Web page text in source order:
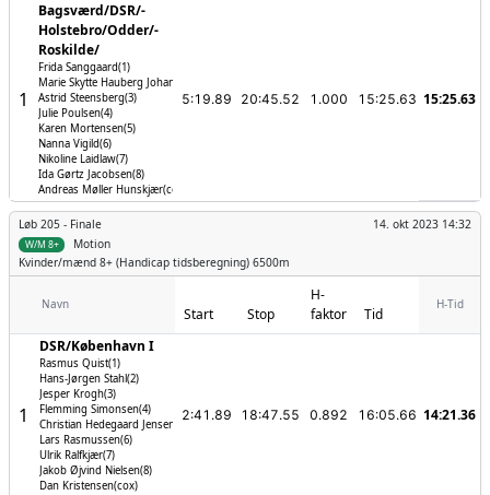
1
Bagsværd/­DSR/­
Holstebro/­Odder/­
Roskilde/­
Frida Sanggaard(1)
Marie Skytte Hauberg Johannesen(2)
Astrid Steensberg(3)
Julie Poulsen(4)
Karen Mortensen(5)
Nanna Vigild(6)
Nikoline Laidlaw(7)
Ida Gørtz Jacobsen(8)
Andreas Møller Hunskjær(cox)
5:19.89 20:45.52 1.000 15:25.63 15:25.63
Løb 205 - Finale
Motion
14. okt 2023 14:32
W/M 8+
Kvinder/mænd 8+ (Handicap tidsberegning) 6500m
Navn
Start Stop
H-
faktor
Tid
H-Tid
1
DSR/­København I
Rasmus Quist(1)
Hans-Jørgen Stahl(2)
Jesper Krogh(3)
Flemming Simonsen(4)
Christian Hedegaard Jensen(5)
Lars Rasmussen(6)
Ulrik Ralfkjær(7)
Jakob Øjvind Nielsen(8)
Dan Kristensen(cox)
2:41.89 18:47.55 0.892 16:05.66 14:21.36